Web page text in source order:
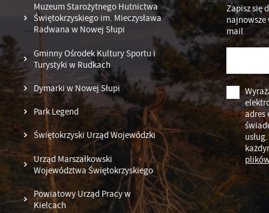
Muzeum Starożytnego Hutnictwa
Świętokrzyskiego im. Mieczysława
Radwana w Nowej Słupi
Gminny Ośrodek Kultury Sportu i
Turystyki w Rudkach
Dymarki w Nowej Słupi
Park Legend
Świętokrzyski Urząd Wojewódzki
Urząd Marszałkowski
Województwa Świętokrzyskiego
Powiatowy Urząd Pracy w
Kielcach
Zapisz się
najnowsze
mail
adres